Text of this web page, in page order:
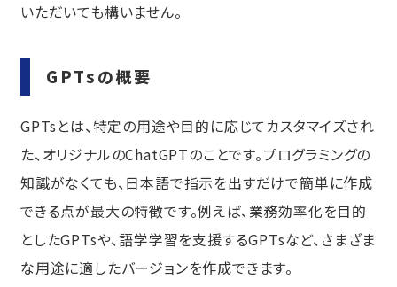
アイコン
プロンプト（指示）
会話のきっかけ
知識（ファイルアップロード）
機能
アクション（新しいアクションを作
成する）
修正方法
いただいても構いません。
GPTsの概要
GPTsとは、特定の用途や目的に応じてカスタマイズされ
た、オリジナルのChatGPTのことです。プログラミングの
知識がなくても、日本語で指示を出すだけで簡単に作成
できる点が最大の特徴です。例えば、業務効率化を目的
としたGPTsや、語学学習を支援するGPTsなど、さまざま
な用途に適したバージョンを作成できます。